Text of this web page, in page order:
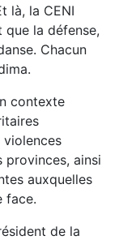
là, la CENI
que la défense,
Chacun
contexte
violences
provinces, ainsi
auxquelles
face.
de la